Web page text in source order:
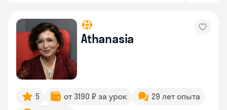
Athanasia
5 от 3190 ₽ за урок
29 лет опыта